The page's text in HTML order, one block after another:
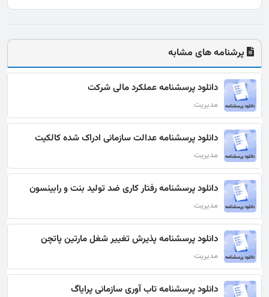
پرشنامه های مشابه
دانلود پرسشنامه عملکرد مالی شرکت
مدیریت
دانلود پرسشنامه عدالت سازمانی ادراک شده کالکیت
مدیریت
دانلود پرسشنامه رفتار کاری ضد تولید بنت و رابینسون
مدیریت
دانلود پرسشنامه پذیرش تغییر شغل مارتين پاتچن
مدیریت
دانلود پرسشنامه تاب آوری سازمانی پرایاگ